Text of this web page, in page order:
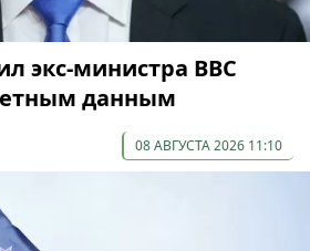
экс-министра ВВС
данным
08 АВГУСТА 2026 11:10